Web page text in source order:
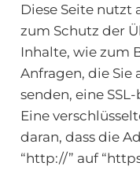
Diese Seite nutzt
zum Schutz der
Inhalte, wie zum
Anfragen, die Sie
senden, eine
Eine
daran, dass die
“http://” auf